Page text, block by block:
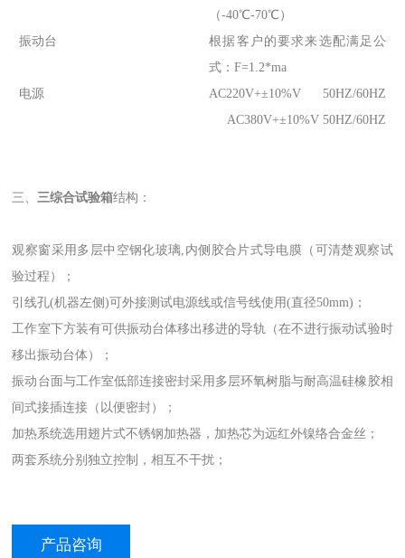
（-40℃-70℃）
振动台
根据客户的要求来选配满足公
式：F=1.2*ma
电源
AC220V+±10%V 50HZ/60HZ
AC380V+±10%V 50HZ/60HZ
三、三综合试验箱结构：
观察窗采用多层中空钢化玻璃,内侧胶合片式导电膜（可清楚观察试
验过程）；
引线孔(机器左侧)可外接测试电源线或信号线使用(直径50mm)；
工作室下方装有可供振动台体移出移进的导轨（在不进行振动试验时
移出振动台体）；
振动台面与工作室低部连接密封采用多层环氧树脂与耐高温硅橡胶相
间式接插连接（以便密封）；
加热系统选用翅片式不锈钢加热器，加热芯为远红外镍络合金丝；
两套系统分别独立控制，相互不干扰；
产品咨询